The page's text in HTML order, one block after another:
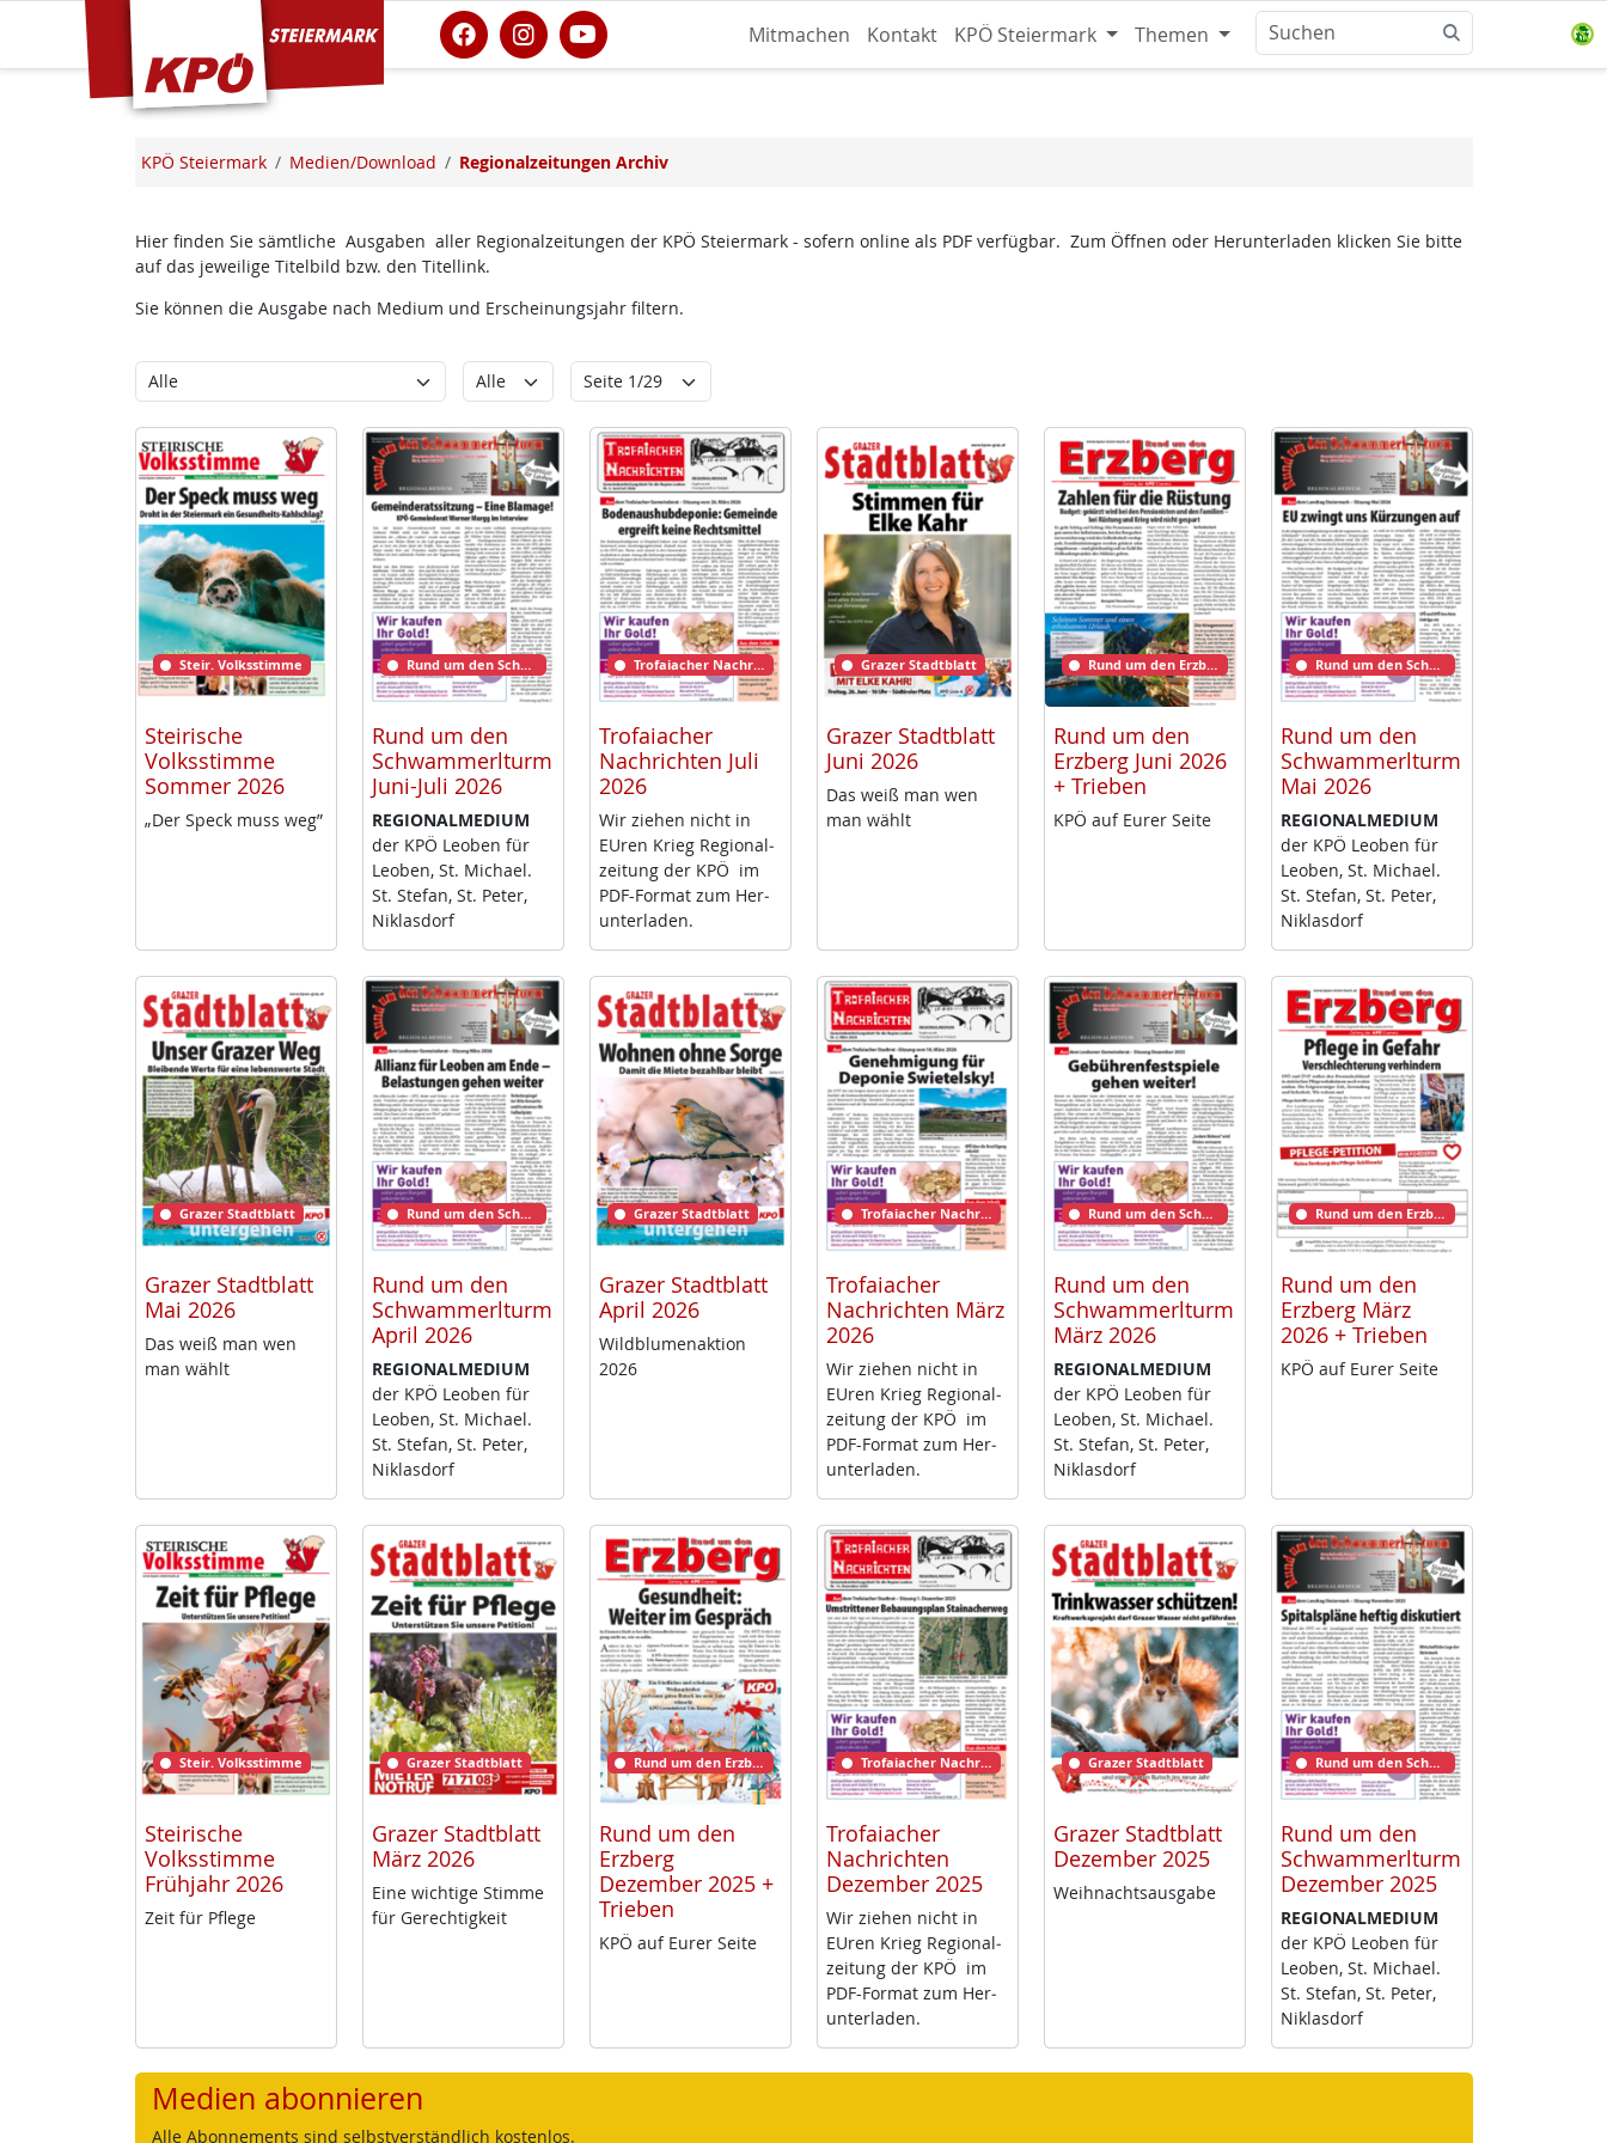
KPÖ Steiermark Mitmachen Kontakt KPÖ Steiermark Themen
KPÖ Steiermark Medien/Download Regionalzeitungen Archiv
Hier finden Sie sämtliche Ausgaben aller Regionalzeitungen der KPÖ Steiermark - sofern online als PDF verfügbar. Zum Öffnen oder Herunterladen klicken Sie bitte
auf das jeweilige Titelbild bzw. den Titellink.
Sie können die Ausgabe nach Medium und Erscheinungsjahr filtern.
Kategorie Erscheinungsjahr
Seite
Steir. Volksstimme
Steirische
Volksstimme
Sommer 2026
„Der Speck muss weg”
Rund um den Schwammerlturm
Rund um den
Schwammerlturm
Juni-Juli 2026
RE­GIO­NAL­ME­DI­UM
der KPÖ Leo­ben für
Leo­ben, St. Mi­cha­el.
St. Ste­fan, St. Pe­ter,
Niklas­dorf
Trofaiacher Nachrichten
Trofaiacher
Nachrichten Juli
2026
Wir zie­hen nicht in
EU­ren Krieg Re­gio­nal­
zei­tung der KPÖ im
PDF-For­mat zum Her­
un­ter­la­den.
Grazer Stadtblatt
Grazer Stadtblatt
Juni 2026
Das weiß man wen
man wählt
Rund um den Erzberg
Rund um den
Erzberg Juni 2026
+ Trieben
KPÖ auf Eu­rer Sei­te
Rund um den Schwammerlturm
Rund um den
Schwammerlturm
Mai 2026
RE­GIO­NAL­ME­DI­UM
der KPÖ Leo­ben für
Leo­ben, St. Mi­cha­el.
St. Ste­fan, St. Pe­ter,
Niklas­dorf
Grazer Stadtblatt
Grazer Stadtblatt
Mai 2026
Das weiß man wen
man wählt
Rund um den Schwammerlturm
Rund um den
Schwammerlturm
April 2026
RE­GIO­NAL­ME­DI­UM
der KPÖ Leo­ben für
Leo­ben, St. Mi­cha­el.
St. Ste­fan, St. Pe­ter,
Niklas­dorf
Grazer Stadtblatt
Grazer Stadtblatt
April 2026
Wild­blu­men­ak­ti­on
2026
Trofaiacher Nachrichten
Trofaiacher
Nachrichten März
2026
Wir zie­hen nicht in
EU­ren Krieg Re­gio­nal­
zei­tung der KPÖ im
PDF-For­mat zum Her­
un­ter­la­den.
Rund um den Schwammerlturm
Rund um den
Schwammerlturm
März 2026
RE­GIO­NAL­ME­DI­UM
der KPÖ Leo­ben für
Leo­ben, St. Mi­cha­el.
St. Ste­fan, St. Pe­ter,
Niklas­dorf
Rund um den Erzberg
Rund um den
Erzberg März
2026 + Trieben
KPÖ auf Eu­rer Sei­te
Steir. Volksstimme
Steirische
Volksstimme
Frühjahr 2026
Zeit für Pf­le­ge
Grazer Stadtblatt
Grazer Stadtblatt
März 2026
Ei­ne wich­ti­ge Stim­me
für Ge­rech­tig­keit
Rund um den Erzberg
Rund um den
Erzberg
Dezember 2025 +
Trieben
KPÖ auf Eu­rer Sei­te
Trofaiacher Nachrichten
Trofaiacher
Nachrichten
Dezember 2025
Wir zie­hen nicht in
EU­ren Krieg Re­gio­nal­
zei­tung der KPÖ im
PDF-For­mat zum Her­
un­ter­la­den.
Grazer Stadtblatt
Grazer Stadtblatt
Dezember 2025
Weih­nachts­aus­ga­be
Rund um den Schwammerlturm
Rund um den
Schwammerlturm
Dezember 2025
RE­GIO­NAL­ME­DI­UM
der KPÖ Leo­ben für
Leo­ben, St. Mi­cha­el.
St. Ste­fan, St. Pe­ter,
Niklas­dorf
Medien abonnieren
Alle Abonnements sind selbstverständlich kostenlos.